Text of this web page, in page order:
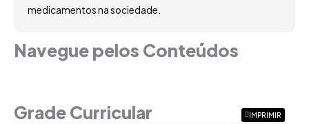
medicamentos na sociedade.
Navegue pelos Conteúdos
IMPRIMIR
Grade Curricular